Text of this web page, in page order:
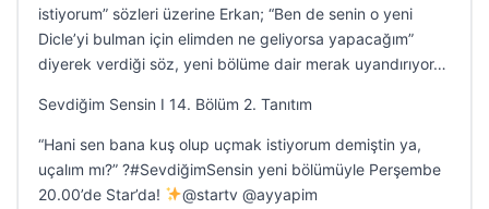
istiyorum” sözleri üzerine Erkan; “Ben de senin o yeni
Dicle’yi bulman için elimden ne geliyorsa yapacağım”
diyerek verdiği söz, yeni bölüme dair merak uyandırıyor…
Sevdiğim Sensin I 14. Bölüm 2. Tanıtım
“Hani sen bana kuş olup uçmak istiyorum demiştin ya,
uçalım mı?” ?#SevdiğimSensin yeni bölümüyle Perşembe
20.00’de Star’da!
@startv @ayyapim